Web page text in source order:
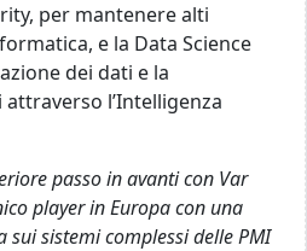
per mantenere alti
e la Data Science
dei dati e la
l’Intelligenza
passo in avanti con Var
player in Europa con una
sui sistemicomplessi delle PMI